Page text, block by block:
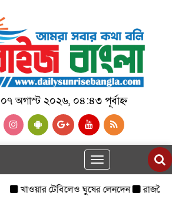
অগাস্ট ২০২৬, ০৪:৪৩ পূর্বাহ্ন
Toggle
navigation
খাওয়ার টেবিলেও ঘুষের লেনদেন রাজনৈতিক